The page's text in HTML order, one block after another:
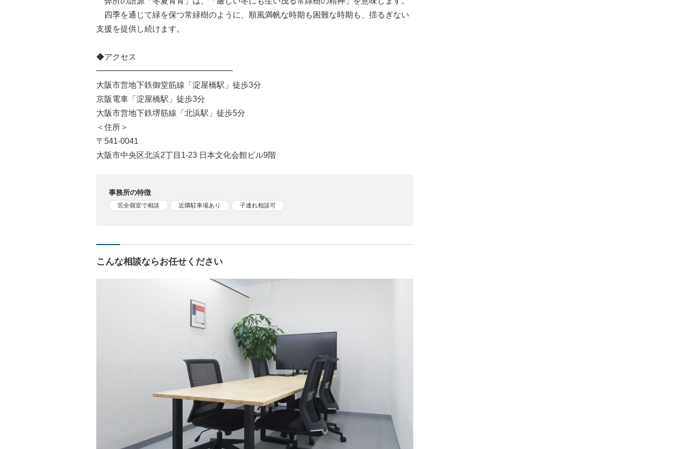
四季を通じて緑を保つ常緑樹のように、順風満帆な時期も困難な時期も、揺るぎない
支援を提供し続けます。
◆アクセス
━━━━━━━━━━━━━━━━━
大阪市営地下鉄御堂筋線「淀屋橋駅」徒歩3分
京阪電車「淀屋橋駅」徒歩3分
大阪市営地下鉄堺筋線「北浜駅」徒歩5分
＜住所＞
〒541-0041
大阪市中央区北浜2丁目1-23 日本文化会館ビル9階
事務所の特徴
完全個室で相談 近隣駐車場あり 子連れ相談可
こんな相談ならお任せください